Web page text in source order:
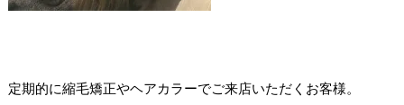
定期的に縮毛矯正やヘアカラーでご来店いただくお客様。